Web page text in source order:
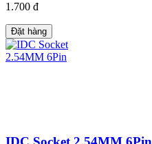
1.700 đ
Đặt hàng